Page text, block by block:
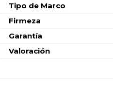
Tipo de Marco
Firmeza
Garantía
Valoración